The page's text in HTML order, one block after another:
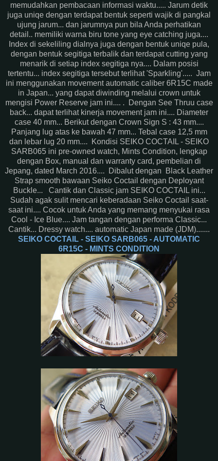
memudahkan pembacaan informasi waktu..... Jarum detik
juga uniqe dengan terdapat bentuk seperti wajik di pangkal
ujung jarum... dan jarumnya pun bila Anda perhatikan
detail.. memiliki warna biru tone yang eye catching juga....
Index di sekeliling dialnya juga dengan bentuk uniqe pula,
dengan bentuk segitiga terbalik dan terdapat cutting yang
menarik di setiap index segitiga nya.... Dalam posisi
tertentu... index segitiga tersebut terlihat 'Sparkling'..... Jam
ini menggunakan movement automatic caliber 6R15C made
in Japan... yang dapat diwinding melalui crown untuk
mengisi Power Reserve jam ini.... . Dengan See Thruu case
back... dapat terlihat kinerja movement jam ini.... Diameter
case 40 mm... Berikut dengan Crown Sign S : 43 mm....
Panjang lug atas ke bawah 47 mm... Tebal case 12,5 mm
dan lebar lug 20 mm.... Kondisi SEIKO COCTAIL - SEIKO
SARB065 ini pre-owned watch, Mints Condition, lengkap
dengan Box, manual dan warranty card, pembelian di
Jepang, dated March 2016.... Dibalut dengan Black Leather
Strap smooth bawaan Seiko Coctail dengan Deployant
Buckle... Cantik dan Classic jam SEIKO COCTAIL ini...
Sudah agak sulit mencari keberadaan Seiko Coctail saat-
saat ini.... Cocok untuk Anda yang memang menyukai rasa
Cool - Ice Blue.... Jam tangan dengan performa Classic...
Cantik... Dressy watch.... automatic Japan made (JDM).......
SEIKO COCTAIL - SEIKO SARB065 - AUTOMATIC
6R15C - MINTS CONDITION